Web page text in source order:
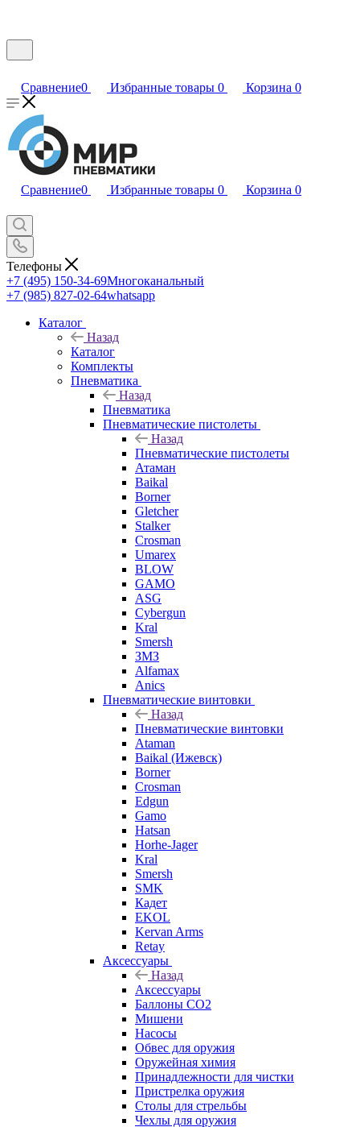
Сравнение0 Избранные товары 0 Корзина 0
Сравнение0 Избранные товары 0 Корзина 0
Телефоны
+7 (495) 150-34-69Многоканальный
+7 (985) 827-02-64whatsapp
Каталог
Назад
Каталог
Комплекты
Пневматика
Назад
Пневматика
Пневматические пистолеты
Назад
Пневматические пистолеты
Атаман
Baikal
Borner
Gletcher
Stalker
Crosman
Umarex
BLOW
GAMO
ASG
Cybergun
Kral
Smersh
ЗМЗ
Alfamax
Anics
Пневматические винтовки
Назад
Пневматические винтовки
Ataman
Baikal (Ижевск)
Borner
Crosman
Edgun
Gamo
Hatsan
Horhe-Jager
Kral
Smersh
SMK
Кадет
EKOL
Kervan Arms
Retay
Аксессуары
Назад
Аксессуары
Баллоны СО2
Мишени
Насосы
Обвес для оружия
Оружейная химия
Принадлежности для чистки
Пристрелка оружия
Столы для стрельбы
Чехлы для оружия